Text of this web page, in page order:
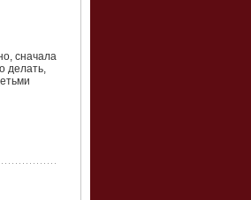
сначала
делать,